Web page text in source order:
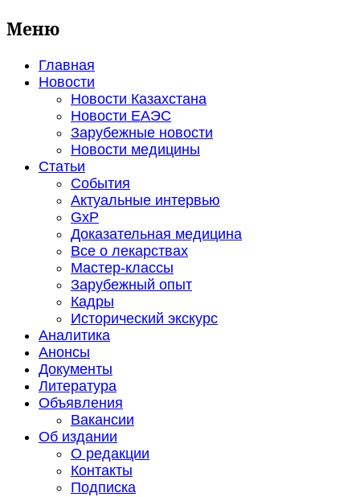
Меню
Главная
Новости
Новости Казахстана
Новости ЕАЭС
Зарубежные новости
Новости медицины
Статьи
События
Актуальные интервью
GxP
Доказательная медицина
Все о лекарствах
Мастер-классы
Зарубежный опыт
Кадры
Исторический экскурс
Аналитика
Анонсы
Документы
Литература
Объявления
Вакансии
Об издании
О редакции
Контакты
Подписка